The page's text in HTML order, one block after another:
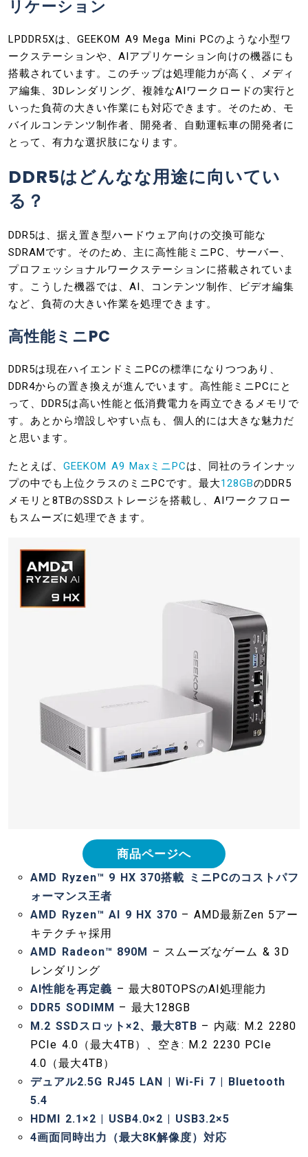
リケーション
LPDDR5Xは、GEEKOM A9 Mega Mini PCのような小型ワ
ークステーションや、AIアプリケーション向けの機器にも
搭載されています。このチップは処理能力が高く、メディ
ア編集、3Dレンダリング、複雑なAIワークロードの実行と
いった負荷の大きい作業にも対応できます。そのため、モ
バイルコンテンツ制作者、開発者、自動運転車の開発者に
とって、有力な選択肢になります。
DDR5はどんなな用途に向いてい
る？
DDR5は、据え置き型ハードウェア向けの交換可能な
SDRAMです。そのため、主に高性能ミニPC、サーバー、
プロフェッショナルワークステーションに搭載されていま
す。こうした機器では、AI、コンテンツ制作、ビデオ編集
など、負荷の大きい作業を処理できます。
高性能ミニPC
DDR5は現在ハイエンドミニPCの標準になりつつあり、
DDR4からの置き換えが進んでいます。高性能ミニPCにと
って、DDR5は高い性能と低消費電力を両立できるメモリで
す。あとから増設しやすい点も、個人的には大きな魅力だ
と思います。
たとえば、 GEEKOM A9 MaxミニPCは、同社のラインナッ
プの中でも上位クラスのミニPCです。最大128GBのDDR5
メモリと8TBのSSDストレージを搭載し、AIワークフロー
もスムーズに処理できます。
商品ページへ
AMD Ryzen™ 9 HX 370搭載 ミニPCのコストパフ
ォーマンス王者
AMD Ryzen™ AI 9 HX 370 – AMD最新Zen 5アー
キテクチャ採用​
AMD Radeon™ 890M – スムーズなゲーム & 3D
レンダリング​
AI性能を再定義 – 最大80TOPSのAI処理能力​
DDR5 SODIMM – 最大128GB​
M.2 SSDスロット×2、最大8TB – 内蔵: M.2 2280
PCIe 4.0（最大4TB）、空き: M.2 2230 PCIe
4.0（最大4TB）​​
デュアル2.5G RJ45 LAN | Wi-Fi 7 | Bluetooth
5.4
HDMI 2.1×2 | USB4.0×2 | USB3.2×5
4画面同時出力（最大8K解像度）対応